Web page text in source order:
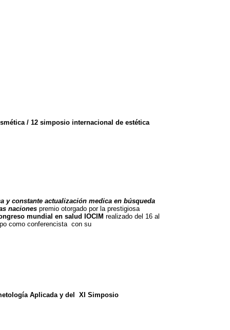
/ 12 simposio internacional de estética
y constante actualización medica en búsqueda
naciones premio otorgado por la prestigiosa
mundial en salud IOCIM realizado del 16 al
como conferencista con su
Aplicada y del XI Simposio